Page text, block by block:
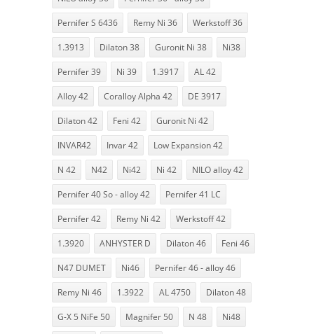
Pernifer S 6436 Remy Ni 36 Werkstoff 36
1.3913 Dilaton 38 Guronit Ni 38 Ni38
Pernifer 39 Ni 39 1.3917 AL 42
Alloy 42 Coralloy Alpha 42 DE 3917
Dilaton 42 Feni 42 Guronit Ni 42
INVAR42 Invar 42 Low Expansion 42
N 42 N42 Ni42 Ni 42 NILO alloy 42
Pernifer 40 So - alloy 42 Pernifer 41 LC
Pernifer 42 Remy Ni 42 Werkstoff 42
1.3920 ANHYSTER D Dilaton 46 Feni 46
N47 DUMET Ni46 Pernifer 46 - alloy 46
Remy Ni 46 1.3922 AL 4750 Dilaton 48
G-X 5 NiFe 50 Magnifer 50 N 48 Ni48